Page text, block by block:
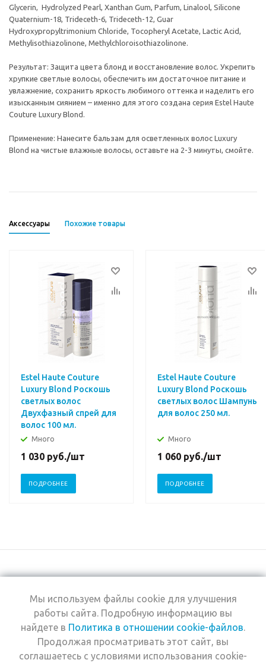
Glycerin, Hydrolyzed Pearl, Xanthan Gum, Parfum, Linalool, Silicone
Quaternium-18, Trideceth-6, Trideceth-12, Guar
Hydroxypropyltrimonium Chloride, Tocopheryl Acetate, Lactic Acid,
Methylisothiazolinone, Methylchloroisothiazolinone.
Результат: Защита цвета блонд и восстановление волос. Укрепить
хрупкие светлые волосы, обеспечить им достаточное питание и
увлажнение, сохранить яркость любимого оттенка и наделить его
изысканным сиянием – именно для этого создана серия Estel Haute
Couture Luxury Blond.
Применение: Нанесите бальзам для осветленных волос Luxury
Blond на чистые влажные волосы, оставьте на 2-3 минуты, смойте.
Аксессуары Похожие товары
Estel Haute Couture
Luxury Blond Роскошь
светлых волос
Двухфазный спрей для
волос 100 мл.
Много
1 030 руб./шт
ПОДРОБНЕЕ
Estel Haute Couture
Luxury Blond Роскошь
светлых волос Шампунь
для волос 250 мл.
Много
1 060 руб./шт
ПОДРОБНЕЕ
+7 (495) 969-0950
2026 © Интернет-
магазин Estel
Компания
Информация
Помощь
Мы используем файлы cookie для улучшения
работы сайта. Подробную информацию вы
найдете в Политика в отношении cookie-файлов.
Продолжая просматривать этот сайт, вы
соглашаетесь с условиями использования cookie-